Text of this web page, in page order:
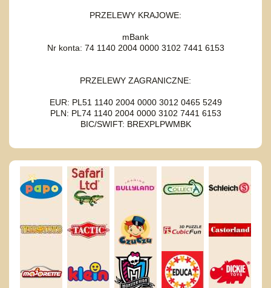
PRZELEWY KRAJOWE:
mBank
Nr konta: 74 1140 2004 0000 3102 7441 6153
PRZELEWY ZAGRANICZNE:
EUR: PL51 1140 2004 0000 3012 0465 5249
PLN: PL74 1140 2004 0000 3102 7441 6153
BIC/SWIFT: BREXPLPWMBK